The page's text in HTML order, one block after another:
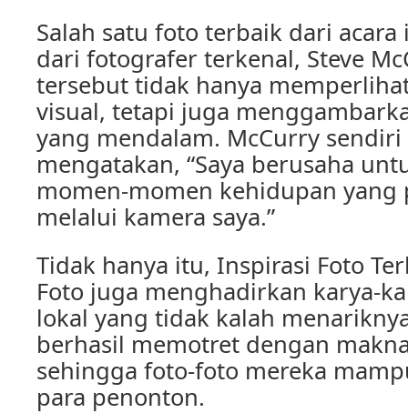
Salah satu foto terbaik dari
dari fotografer terkenal, Steve
tersebut tidak hanya
visual, tetapi juga
yang mendalam. McCurry
mengatakan, “Saya berusaha
momen-momen kehidupan
melalui kamera saya.”
Tidak hanya itu, Inspirasi Foto
Foto juga menghadirkan karya-
lokal yang tidak kalah
berhasil memotret dengan
sehingga foto-foto mereka
para penonton.